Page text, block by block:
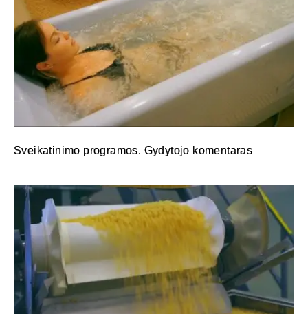
Sveikatinimo programos. Gydytojo komentaras